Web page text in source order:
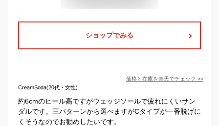
ショップでみる
価格と在庫を楽天でチェック >>
CreamSoda(20代・女性)
約6cmのヒール高ですがウェッジソールで疲れにくいサン
ダルです。三パターンから選べますがCタイプが一番脱げに
くそうなのでお勧めしたいです。